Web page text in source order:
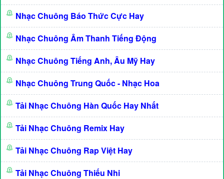
Nhạc Chuông Báo Thức Cực Hay
Nhạc Chuông Âm Thanh Tiếng Động
Nhạc Chuông Tiếng Anh, Âu Mỹ Hay
Nhạc Chuông Trung Quốc - Nhạc Hoa
Tải Nhạc Chuông Hàn Quốc Hay Nhất
Tải Nhạc Chuông Remix Hay
Tải Nhạc Chuông Rap Việt Hay
Tải Nhạc Chuông Thiếu Nhi